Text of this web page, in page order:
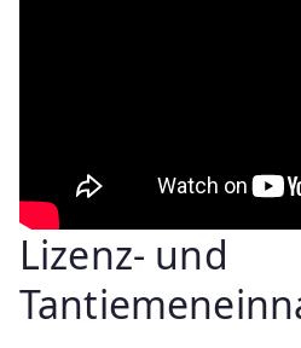
Lizenz- und